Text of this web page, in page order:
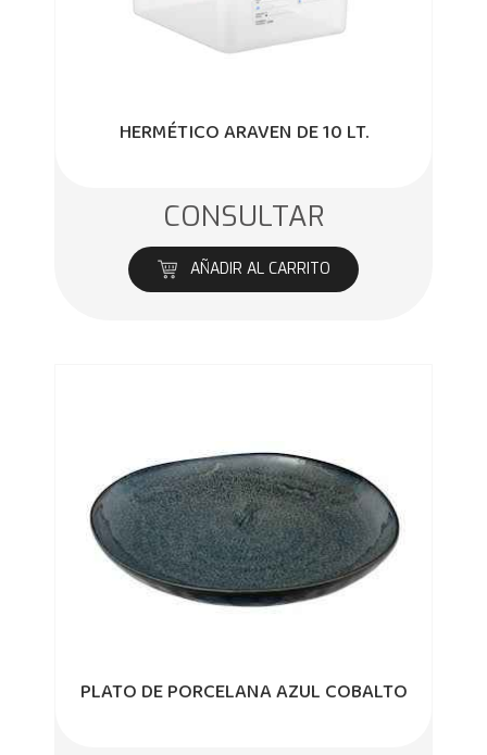
HERMÉTICO ARAVEN DE 10 LT.
CONSULTAR
AÑADIR AL CARRITO
PLATO DE PORCELANA AZUL COBALTO